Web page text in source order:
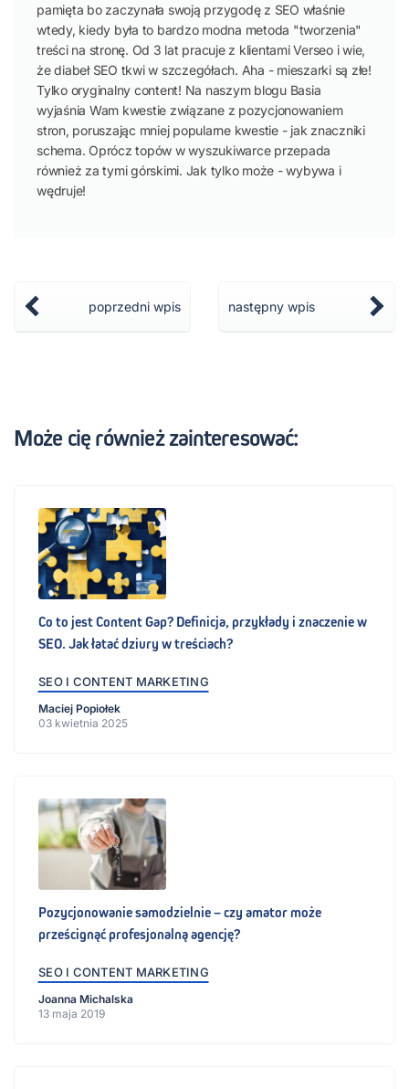
pamięta bo zaczynała swoją przygodę z SEO właśnie
wtedy, kiedy była to bardzo modna metoda "tworzenia"
treści na stronę. Od 3 lat pracuje z klientami Verseo i wie,
że diabeł SEO tkwi w szczegółach. Aha - mieszarki są złe!
Tylko oryginalny content! Na naszym blogu Basia
wyjaśnia Wam kwestie związane z pozycjonowaniem
stron, poruszając mniej popularne kwestie - jak znaczniki
schema. Oprócz topów w wyszukiwarce przepada
również za tymi górskimi. Jak tylko może - wybywa i
wędruje!
poprzedni wpis następny wpis
Może cię również zainteresować:
Co to jest Content Gap? Definicja, przykłady i znaczenie w
SEO. Jak łatać dziury w treściach?
SEO I CONTENT MARKETING
Maciej Popiołek
03 kwietnia 2025
Pozycjonowanie samodzielnie – czy amator może
prześcignąć profesjonalną agencję?
SEO I CONTENT MARKETING
Joanna Michalska
13 maja 2019